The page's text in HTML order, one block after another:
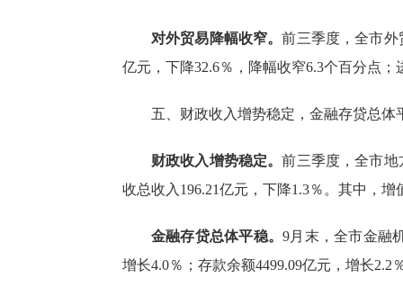
对外贸易降幅收窄。前三季度 ，全市外
亿元，下降32.6％，降幅收窄6.3个百分点
五、财政收入增势稳定，金融存贷总体
财政收入增势稳定。前三季度 ，全市地
收总收入 196.21亿元，下降1.3％。其中，增
金融存贷总体平稳。9月末，全市金融
增长4.0％ ；存款余额4499.09亿元，增长2.2